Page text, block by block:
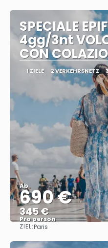
SPECIALE
4gg/3nt
CON
1 ZIELE 2 VERKEHRSNETZ
Ab
690 €
345 €
Pro person
ZIEL:Paris